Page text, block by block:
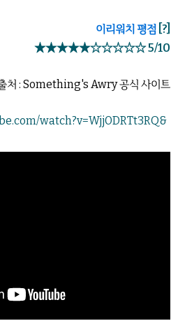
이리워치 평점 [?]
★★★★★☆☆☆☆☆ 5/10
처 : Something's Awry 공식 사이트
watch?v=WjjODRTt3RQ&